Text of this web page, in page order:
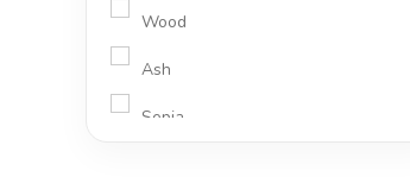
Wood
Ash
Sepia